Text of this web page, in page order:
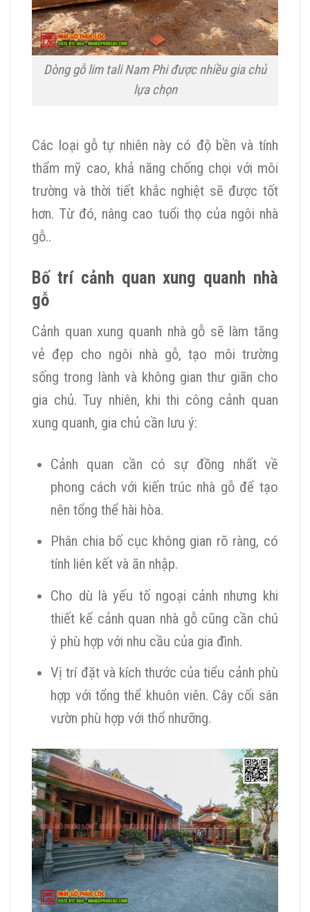
Dòng gỗ lim tali Nam Phi được nhiều gia chủ
lựa chọn
Các loại gỗ tự nhiên này có độ bền và tính
thẩm mỹ cao, khả năng chống chọi với môi
trường và thời tiết khắc nghiệt sẽ được tốt
hơn. Từ đó, nâng cao tuổi thọ của ngôi nhà
gỗ..
Bố trí cảnh quan xung quanh nhà
gỗ
Cảnh quan xung quanh nhà gỗ sẽ làm tăng
vẻ đẹp cho ngôi nhà gỗ, tạo môi trường
sống trong lành và không gian thư giãn cho
gia chủ. Tuy nhiên, khi thi công cảnh quan
xung quanh, gia chủ cần lưu ý:
Cảnh quan cần có sự đồng nhất về
phong cách với kiến trúc nhà gỗ để tạo
nên tổng thể hài hòa.
Phân chia bố cục không gian rõ ràng, có
tính liên kết và ăn nhập.
Cho dù là yếu tố ngoại cảnh nhưng khi
thiết kế cảnh quan nhà gỗ cũng cần chú
ý phù hợp với nhu cầu của gia đình.
Vị trí đặt và kích thước của tiểu cảnh phù
hợp với tổng thể khuôn viên. Cây cối sân
vườn phù hợp với thổ nhưỡng.